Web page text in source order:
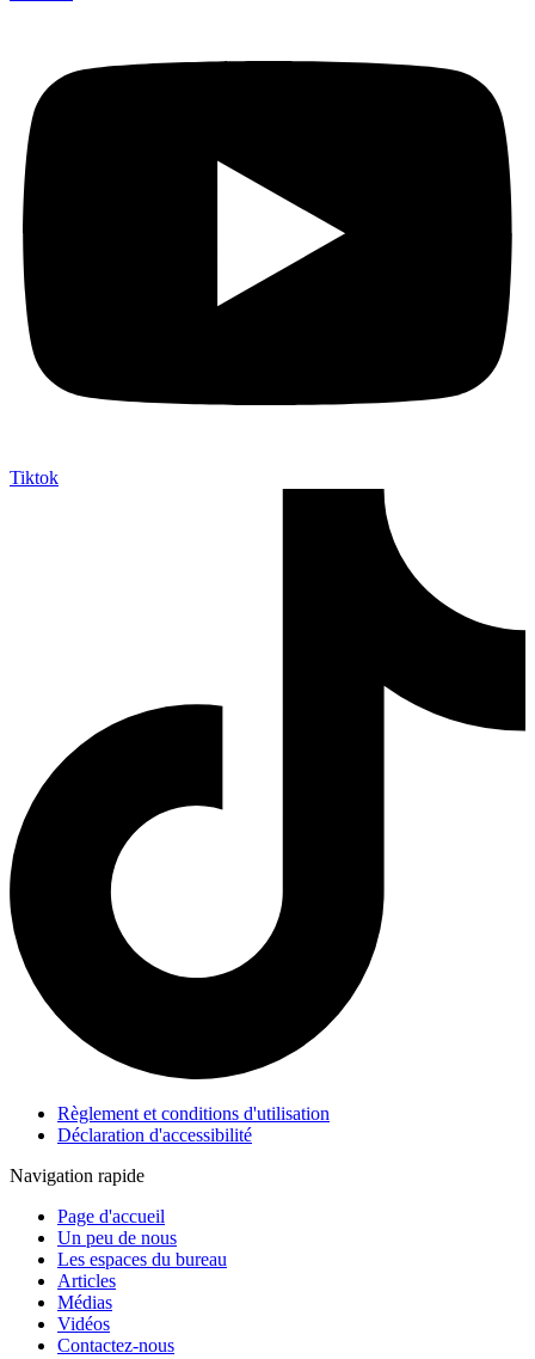
Tiktok
Règlement et conditions d'utilisation
Déclaration d'accessibilité
Navigation rapide
Page d'accueil
Un peu de nous
Les espaces du bureau
Articles
Médias
Vidéos
Contactez-nous